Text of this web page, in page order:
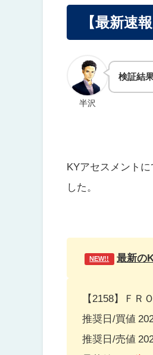
【最新速
半沢
検証結
KYアセスメントに
した。
NEW!! 最新の
【2158】ＦＲ
推奨日/買値
推奨日/売値